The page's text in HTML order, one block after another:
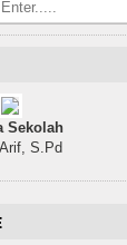
Sekolah
S.Pd